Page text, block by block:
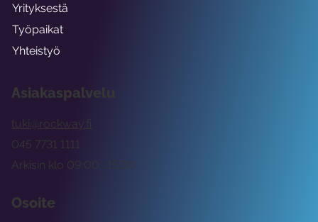
Asiakaspalvelu
tuki@rockway.fi
Arkisin klo 09:00 -15:00
045 7731 1111
Osoite
Yrityksestä
Työpaikat
Yhteistyö